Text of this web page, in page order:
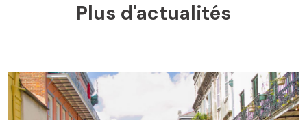
Plus d'actualités